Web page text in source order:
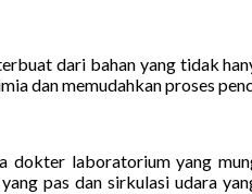
dari bahan yang tidak
dan memudahkan proses
laboratorium yang
pas dan sirkulasi udara